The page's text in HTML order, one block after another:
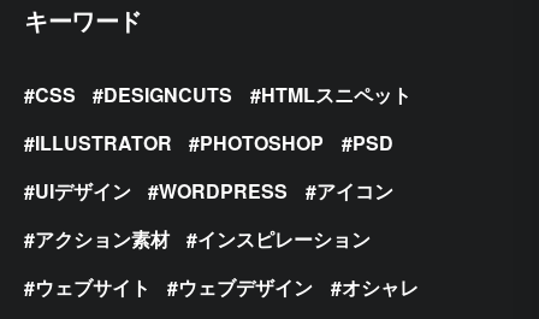
キーワード
CSS DESIGNCUTS
HTMLスニペット
ILLUSTRATOR
PHOTOSHOP
PSD
UIデザイン
WORDPRESS
アイコン
アクション素材
インスピレーション
ウェブサイト
ウェブデザイン
オシャレ